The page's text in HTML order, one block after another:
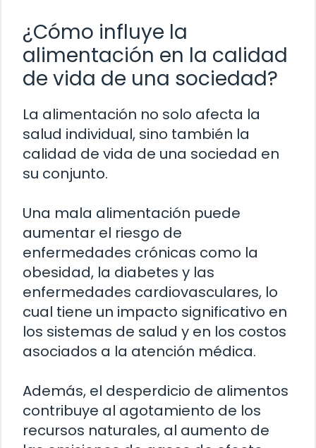
¿Cómo influye la
alimentación en la calidad
de vida de una sociedad?
La alimentación no solo afecta la
salud individual, sino también la
calidad de vida de una sociedad en
su conjunto.
Una mala alimentación puede
aumentar el riesgo de
enfermedades crónicas como la
obesidad, la diabetes y las
enfermedades cardiovasculares, lo
cual tiene un impacto significativo en
los sistemas de salud y en los costos
asociados a la atención médica.
Además, el desperdicio de alimentos
contribuye al agotamiento de los
recursos naturales, al aumento de